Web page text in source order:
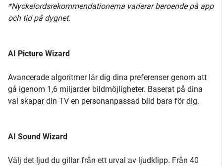
*Nyckelordsrekommendationerna varierar beroende på app
och tid på dygnet.
AI Picture Wizard
Avancerade algoritmer lär dig dina preferenser genom att
gå igenom 1,6 miljarder bildmöjligheter. Baserat på dina
val skapar din TV en personanpassad bild bara för dig.
AI Sound Wizard
Välj det ljud du gillar från ett urval av ljudklipp. Från 40